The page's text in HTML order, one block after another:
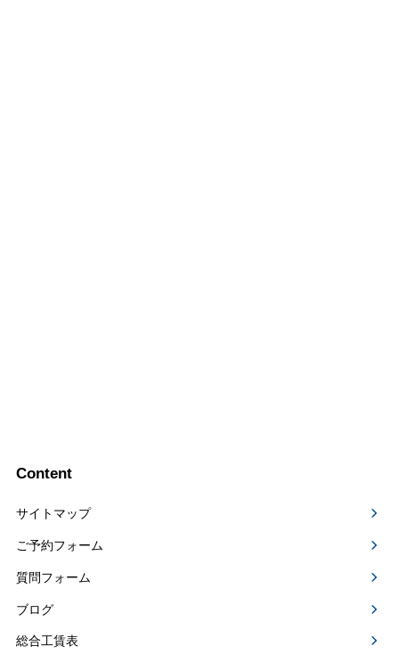
Content
サイトマップ
ご予約フォーム
質問フォーム
ブログ
総合工賃表